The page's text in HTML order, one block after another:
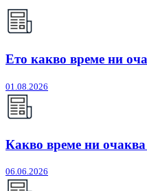
Ето какво време ни
01.08.2026
Какво време ни очаква
06.06.2026